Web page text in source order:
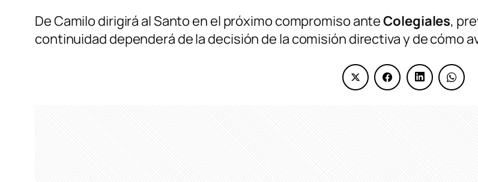
De Camilo dirigirá al Santo en el próximo compromiso anteColegiales,
continuidad dependerá de la decisión de la comisión directiva y de cómo